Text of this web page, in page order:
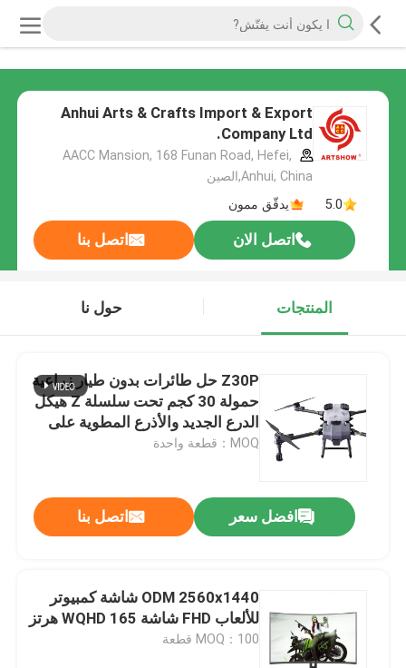
Anhui Arts & Crafts Import & Export
Company Ltd.
AACC Mansion, 168 Funan Road, Hefei,
Anhui, China,الصين
5.0
يدقّق ممون
اتصل الان اتصل بنا
المنتجات حول نا
Z30P حل طائرات بدون طيار زراعية
حمولة 30 كجم تحت سلسلة Z هيكل
الدرع الجديد والأذرع المطوية على
شكل Z
MOQ：قطعة واحدة
افضل سعر اتصل بنا
ODM 2560x1440 شاشة كمبيوتر
للألعاب FHD شاشة WQHD 165 هرتز
MOQ：100 قطعة